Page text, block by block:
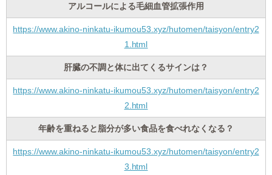
アルコールによる毛細血管拡張作用
https://www.akino-ninkatu-ikumou53.xyz/hutomen/taisyon/entry2
1.html
肝臓の不調と体に出てくるサインは？
https://www.akino-ninkatu-ikumou53.xyz/hutomen/taisyon/entry2
2.html
年齢を重ねると脂分が多い食品を食べれなくなる？
https://www.akino-ninkatu-ikumou53.xyz/hutomen/taisyon/entry2
3.html